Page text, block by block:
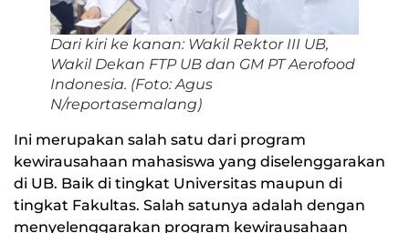
Dari kiri ke kanan: Wakil Rektor III UB,
Wakil Dekan FTP UB dan GM PT Aerofood
Indonesia. (Foto: Agus
N/reportasemalang)
Ini merupakan salah satu dari program
kewirausahaan mahasiswa yang diselenggarakan
di UB. Baik di tingkat Universitas maupun di
tingkat Fakultas. Salah satunya adalah dengan
menyelenggarakan program kewirausahaan